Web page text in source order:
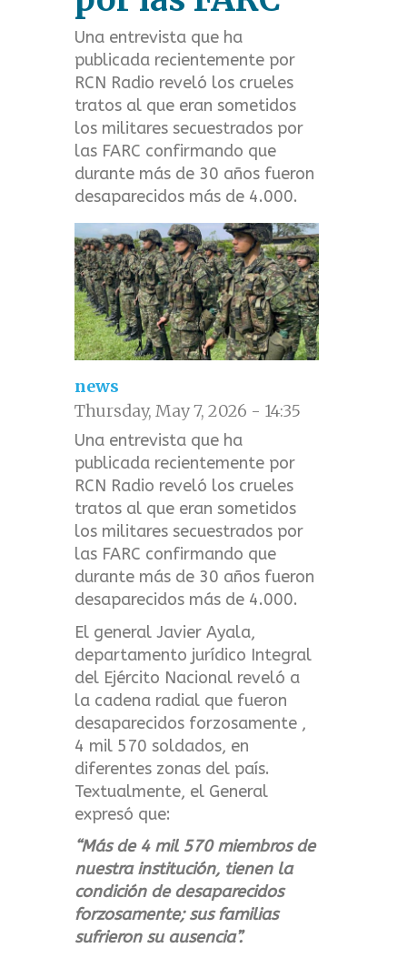
Una entrevista que ha
publicada recientemente por
RCN Radio reveló los crueles
tratos al que eran sometidos
los militares secuestrados por
las FARC confirmando que
durante más de 30 años fueron
desaparecidos más de 4.000.
news
Thursday, May 7, 2026 - 14:35
Una entrevista que ha
publicada recientemente por
RCN Radio reveló los crueles
tratos al que eran sometidos
los militares secuestrados por
las FARC confirmando que
durante más de 30 años fueron
desaparecidos más de 4.000.
El general Javier Ayala,
departamento jurídico Integral
del Ejército Nacional reveló a
la cadena radial que fueron
desaparecidos forzosamente ,
4 mil 570 soldados, en
diferentes zonas del país.
Textualmente, el General
expresó que:
“Más de 4 mil 570 miembros de
nuestra institución, tienen la
condición de desaparecidos
forzosamente; sus familias
sufrieron su ausencia”.